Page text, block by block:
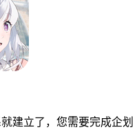
立了，您需要完成企划